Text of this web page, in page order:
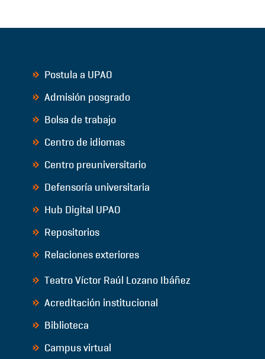
Postula a UPAO
Admisión posgrado
Bolsa de trabajo
Centro de idiomas
Centro preuniversitario
Defensoría universitaria
Hub Digital UPAO
Repositorios
Relaciones exteriores
Teatro Víctor Raúl Lozano Ibáñez
Acreditación institucional
Biblioteca
Campus virtual